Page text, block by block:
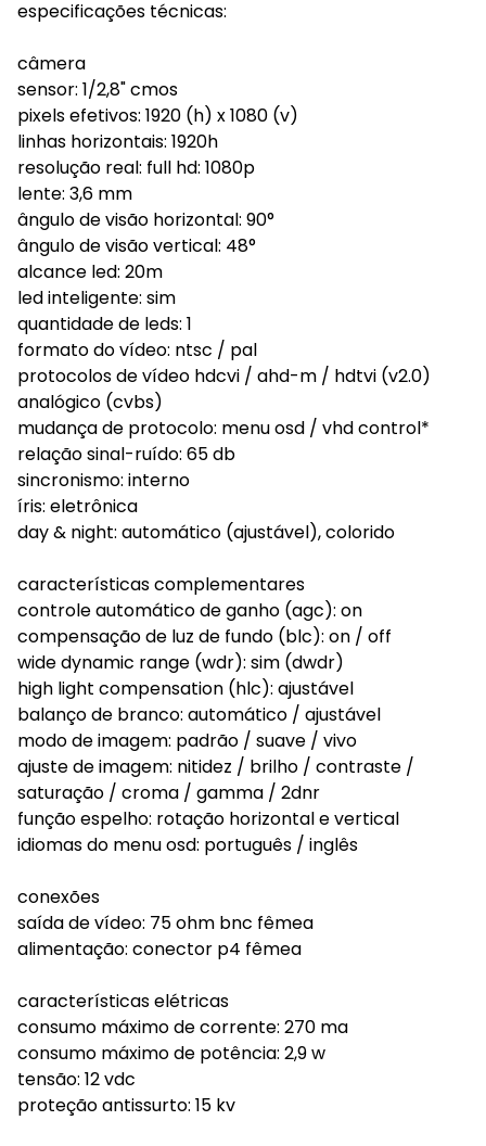
especificações técnicas:
câmera
sensor: 1/2,8" cmos
pixels efetivos: 1920 (h) x 1080 (v)
linhas horizontais: 1920h
resolução real: full hd: 1080p
lente: 3,6 mm
ângulo de visão horizontal: 90°
ângulo de visão vertical: 48°
alcance led: 20m
led inteligente: sim
quantidade de leds: 1
formato do vídeo: ntsc / pal
protocolos de vídeo hdcvi / ahd-m / hdtvi (v2.0)
analógico (cvbs)
mudança de protocolo: menu osd / vhd control*
relação sinal-ruído: 65 db
sincronismo: interno
íris: eletrônica
day & night: automático (ajustável), colorido
características complementares
controle automático de ganho (agc): on
compensação de luz de fundo (blc): on / off
wide dynamic range (wdr): sim (dwdr)
high light compensation (hlc): ajustável
balanço de branco: automático / ajustável
modo de imagem: padrão / suave / vivo
ajuste de imagem: nitidez / brilho / contraste /
saturação / croma / gamma / 2dnr
função espelho: rotação horizontal e vertical
idiomas do menu osd: português / inglês
conexões
saída de vídeo: 75 ohm bnc fêmea
alimentação: conector p4 fêmea
características elétricas
consumo máximo de corrente: 270 ma
consumo máximo de potência: 2,9 w
tensão: 12 vdc
proteção antissurto: 15 kv